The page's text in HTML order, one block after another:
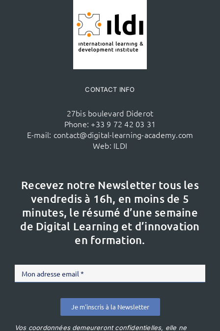
CONTACT INFO
27bis boulevard Diderot
Phone: +33 9 72 42 03 31
E-mail: contact@digital-learning-academy.com
Web: ILDI
Recevez notre Newsletter tous les
vendredis à 16h, en moins de 5
minutes, le résumé d’une semaine
de Digital Learning et d’innovation
en formation.
Je m'inscris à la Newsletter
Vos coordonnées demeureront confidentielles, elle ne